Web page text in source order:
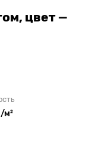
цвет —
м²